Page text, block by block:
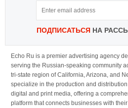
ПОДПИСАТЬСЯНА
Echo Ru is a premier advertising agency
serving the Russian-speaking community
tri-state region of California, Arizona, and
specialize in the production and distribution
digital and print media, offering a
platform that connects businesses with their